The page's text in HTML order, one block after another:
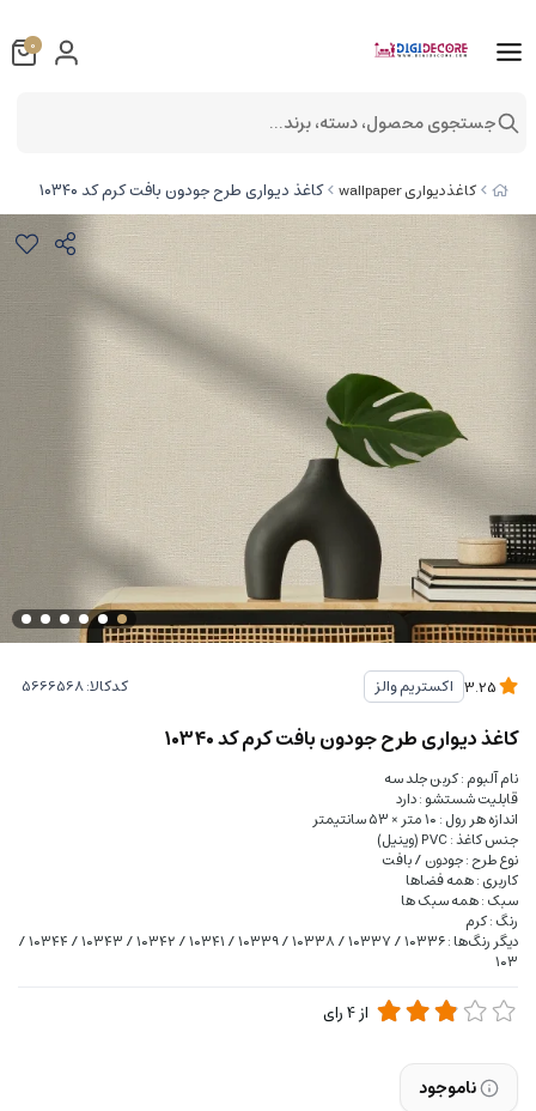
کاغذدیواری wallpaper کاغذ دیواری طرح جودون بافت کرم کد ۱۰۳۴۰
اکستریم والز کدکالا:
کاغذ دیواری طرح جودون بافت کرم کد ۱۰۳۴۰
نام آلبوم : کربن جلد سه
قابلیت شستشو : دارد
اندازه هر رول : ۱۰ متر × ۵۳ سانتیمتر
جنس کاغذ : PVC (وینیل)
نوع طرح : جودون / بافت
کاربری : همه فضاها
سبک : همه سبک‌ ها
رنگ : کرم
دیگر رنگ‌ها : ۱۰۳۳۶ / ۱۰۳۳۷ / ۱۰۳۳۸ / ۱۰۳۳۹ / ۱۰۳۴۱ / ۱۰۳۴۲ / ۱۰۳۴۳ / ۱۰۳۴۴ /
۱۰۳
از4رای
ناموجود
0
جستجوی محصول، دسته، برند...